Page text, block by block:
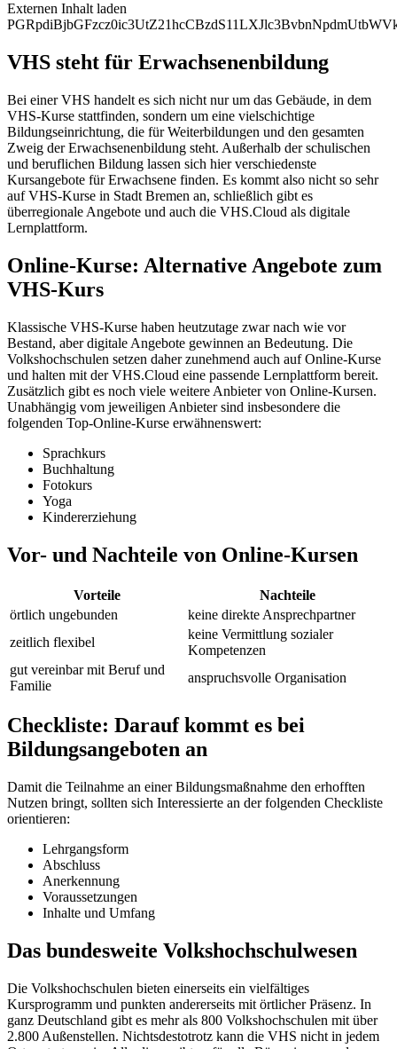
Externen Inhalt laden
VHS steht für Erwachsenenbildung
Bei einer VHS handelt es sich nicht nur um das Gebäude, in dem
VHS-Kurse stattfinden, sondern um eine vielschichtige
Bildungseinrichtung, die für Weiterbildungen und den gesamten
Zweig der Erwachsenenbildung steht. Außerhalb der schulischen
und beruflichen Bildung lassen sich hier verschiedenste
Kursangebote für Erwachsene finden. Es kommt also nicht so sehr
auf VHS-Kurse in Stadt Bremen an, schließlich gibt es
überregionale Angebote und auch die VHS.Cloud als digitale
Lernplattform.
Online-Kurse: Alternative Angebote zum
VHS-Kurs
Klassische VHS-Kurse haben heutzutage zwar nach wie vor
Bestand, aber digitale Angebote gewinnen an Bedeutung. Die
Volkshochschulen setzen daher zunehmend auch auf Online-Kurse
und halten mit der VHS.Cloud eine passende Lernplattform bereit.
Zusätzlich gibt es noch viele weitere Anbieter von Online-Kursen.
Unabhängig vom jeweiligen Anbieter sind insbesondere die
folgenden Top-Online-Kurse erwähnenswert:
Sprachkurs
Buchhaltung
Fotokurs
Yoga
Kindererziehung
Vor- und Nachteile von Online-Kursen
Vorteile
Nachteile
örtlich ungebunden
keine direkte Ansprechpartner
zeitlich flexibel
keine Vermittlung sozialer
Kompetenzen
gut vereinbar mit Beruf und
Familie
anspruchsvolle Organisation
Checkliste: Darauf kommt es bei
Bildungsangeboten an
Damit die Teilnahme an einer Bildungsmaßnahme den erhofften
Nutzen bringt, sollten sich Interessierte an der folgenden Checkliste
orientieren:
Lehrgangsform
Abschluss
Anerkennung
Voraussetzungen
Inhalte und Umfang
Das bundesweite Volkshochschulwesen
Die Volkshochschulen bieten einerseits ein vielfältiges
Kursprogramm und punkten andererseits mit örtlicher Präsenz. In
ganz Deutschland gibt es mehr als 800 Volkshochschulen mit über
2.800 Außenstellen. Nichtsdestotrotz kann die VHS nicht in jedem